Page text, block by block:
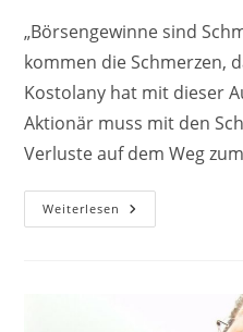
„Börsengewinne sind
kommen die Schmerzen,
Kostolany hat mit dieser
Aktionär muss mit den
Verluste auf dem Weg
Weiterlesen Sind
Aktionäre